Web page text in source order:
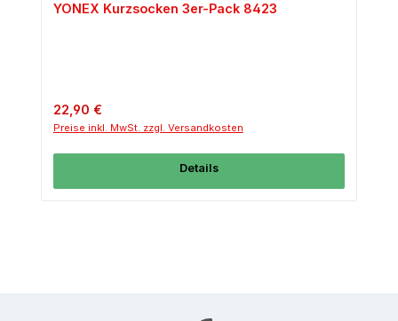
YONEX Kurzsocken 3er-Pack 8423
Regulärer Preis:
22,90 €
Preise inkl. MwSt. zzgl. Versandkosten
Details